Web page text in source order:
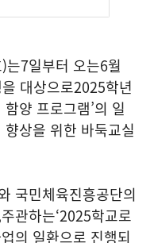
)는7일부터 오는6월
대상으로2025학년
함양 프로그램’의 일
상을 위한 바둑교실
국민체육진흥공단의
주관하는‘2025학교로
의 일환으로 진행되